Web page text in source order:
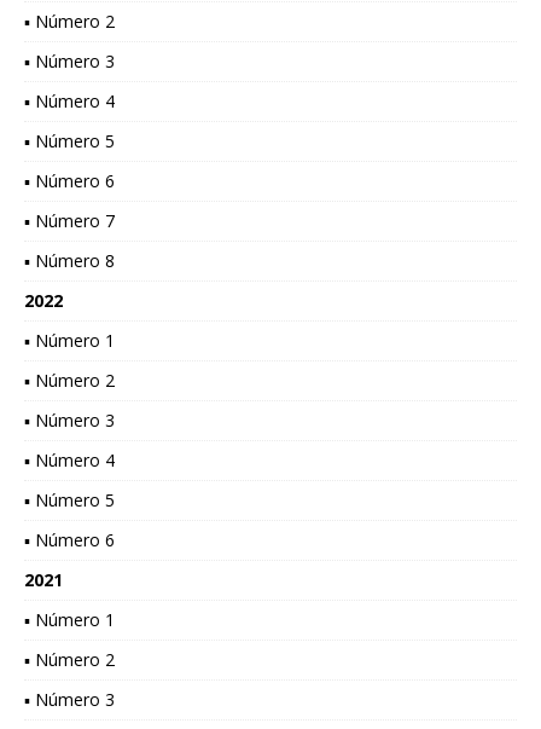
▪ Número 2
▪ Número 3
▪ Número 4
▪ Número 5
▪ Número 6
▪ Número 7
▪ Número 8
2022
▪ Número 1
▪ Número 2
▪ Número 3
▪ Número 4
▪ Número 5
▪ Número 6
2021
▪ Número 1
▪ Número 2
▪ Número 3